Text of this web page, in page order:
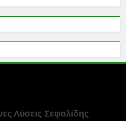
Λύσεις Σεφαλίδης